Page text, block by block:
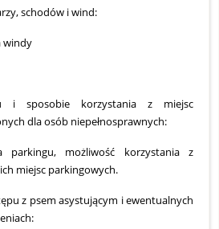
schodów i wind:
windy
i sposobie korzystania z miejsc
dla osób niepełnosprawnych:
parkingu, możliwość korzystania z
miejsc parkingowych.
z psem asystującym i ewentualnych